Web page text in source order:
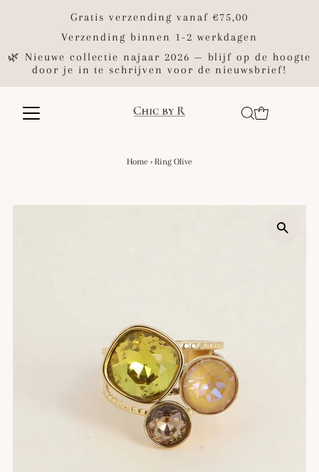
Gratis verzending vanaf €75,00
Verzending binnen 1-2 werkdagen
🌿 Nieuwe collectie najaar 2026 — blijf op de hoogte
door je in te schrijven voor de nieuwsbrief!
Home › Ring Olive